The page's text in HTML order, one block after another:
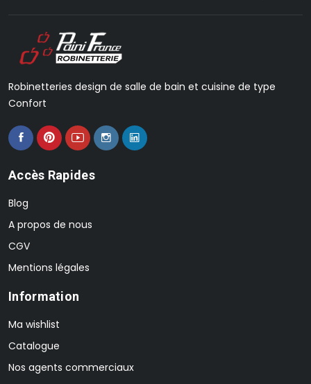
Robinetteries design de salle de bain et cuisine de type
Confort
Accès Rapides
Blog
A propos de nous
CGV
Mentions légales
Information
Ma wishlist
Catalogue
Nos agents commerciaux